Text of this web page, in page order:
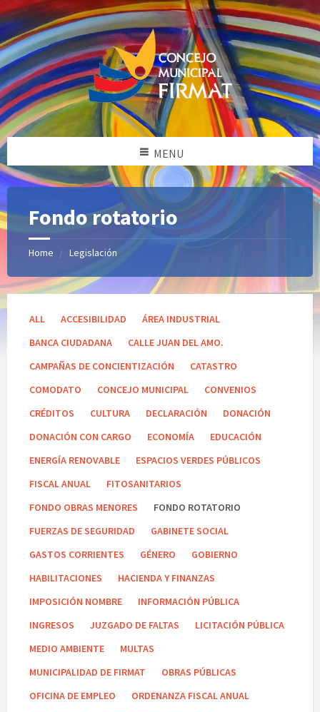
MENU
Fondo rotatorio
Home Legislación
Categories:
ALL ACCESIBILIDAD
ÁREA INDUSTRIAL
BANCA CIUDADANA
CALLE JUAN DEL AMO.
CAMPAÑAS DE CONCIENTIZACIÓN
CATASTRO
COMODATO
CONCEJO MUNICIPAL
CONVENIOS
CRÉDITOS
CULTURA DECLARACIÓN
DONACIÓN
DONACIÓN CON CARGO
ECONOMÍA
EDUCACIÓN
ENERGÍA RENOVABLE
ESPACIOS VERDES PÚBLICOS
FISCAL ANUAL
FITOSANITARIOS
FONDO OBRAS MENORES
FONDO ROTATORIO
FUERZAS DE SEGURIDAD
GABINETE SOCIAL
GASTOS CORRIENTES
GÉNERO
GOBIERNO
HABILITACIONES
HACIENDA Y FINANZAS
IMPOSICIÓN NOMBRE
INFORMACIÓN PÚBLICA
INGRESOS
JUZGADO DE FALTAS
LICITACIÓN PÚBLICA
MEDIO AMBIENTE
MULTAS
MUNICIPALIDAD DE FIRMAT
OBRAS PÚBLICAS
OFICINA DE EMPLEO
ORDENANZA FISCAL ANUAL